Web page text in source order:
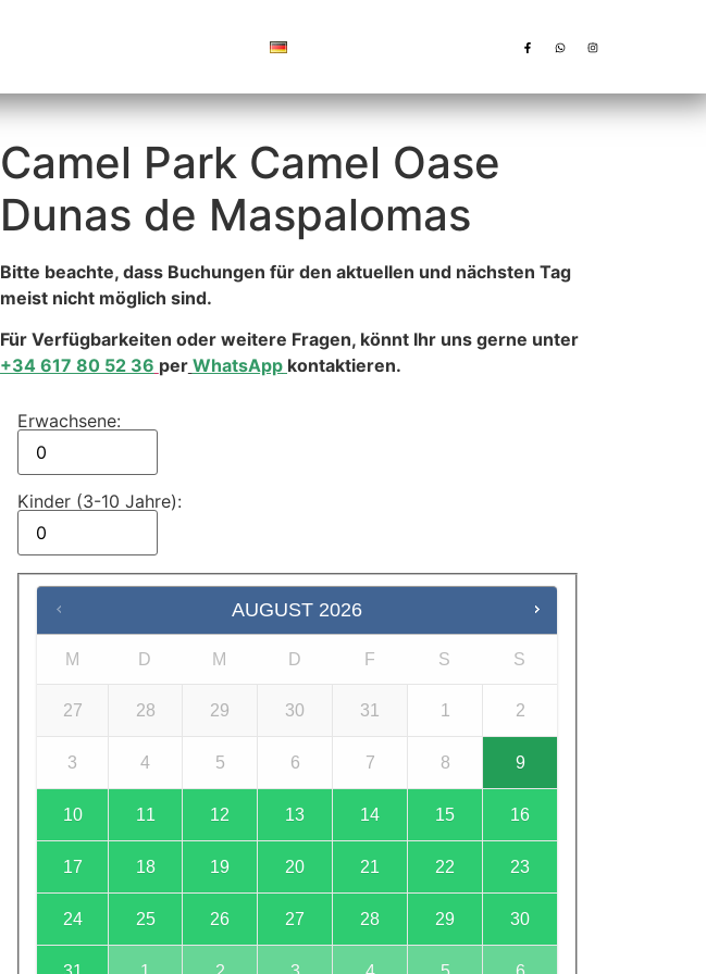
Camel Park Camel Oase
Dunas de Maspalomas
Bitte beachte, dass Buchungen für den aktuellen und nächsten Tag
meist nicht möglich sind.
Für Verfügbarkeiten oder weitere Fragen, könnt Ihr uns gerne unter
+34 617 80 52 36 per WhatsApp kontaktieren.
Erwachsene:
Kinder (3-10 Jahre):
AUGUST 2026
M D M D F S S
27 28 29 30 31 1 2
3 4 5 6 7 8 9
10 11 12 13 14 15 16
17 18 19 20 21 22 23
24 25 26 27 28 29 30